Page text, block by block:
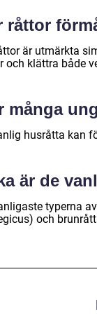
råttor
är utmärkta
och klättra både
många
husråtta kan
är de
typerna
och